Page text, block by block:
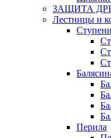
ЗАЩИТА
Лестницы и
Ступени
Перила